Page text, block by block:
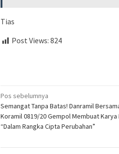
Tias
Post Views: 824
Navigasi
pos
Pos sebelumnya
Semangat Tanpa Batas! Danramil
Koramil 0819/20 Gempol Membuat Karya
“Dalam Rangka Cipta Perubahan”